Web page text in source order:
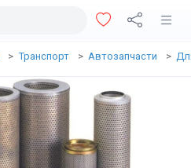
Транспорт Автозапчасти